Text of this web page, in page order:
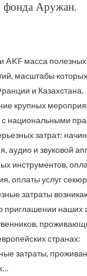
фонда Аружан.
AKF масса
масштабы
и Казахстана.
крупных
с национальными
затрат:
аудио и звуковой
инструментов,
оплаты услуг
затраты
приглашении наших
странах:
затраты,